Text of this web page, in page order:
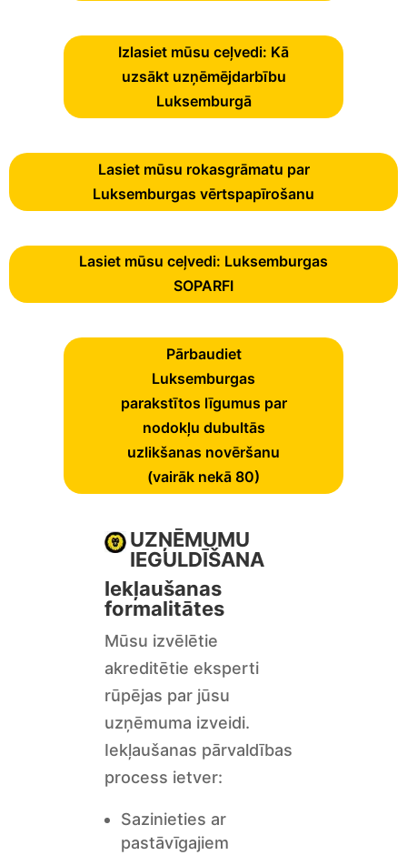
Izlasiet mūsu ceļvedi: Kā
uzsākt uzņēmējdarbību
Luksemburgā
Lasiet mūsu rokasgrāmatu par
Luksemburgas vērtspapīrošanu
Lasiet mūsu ceļvedi: Luksemburgas
SOPARFI
Pārbaudiet
Luksemburgas
parakstītos līgumus par
nodokļu dubultās
uzlikšanas novēršanu
(vairāk nekā 80)
UZŅĒMUMU
IEGULDĪŠANA
Iekļaušanas
formalitātes
Mūsu izvēlētie
akreditētie eksperti
rūpējas par jūsu
uzņēmuma izveidi.
Iekļaušanas pārvaldības
process ietver:
Sazinieties ar
pastāvīgajiem